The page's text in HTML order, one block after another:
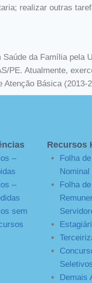
realizar outras
da Família pela
PE. Atualmente,
Básica (2013-
–
–
sem
Recursos
Folha
Folha
Demais